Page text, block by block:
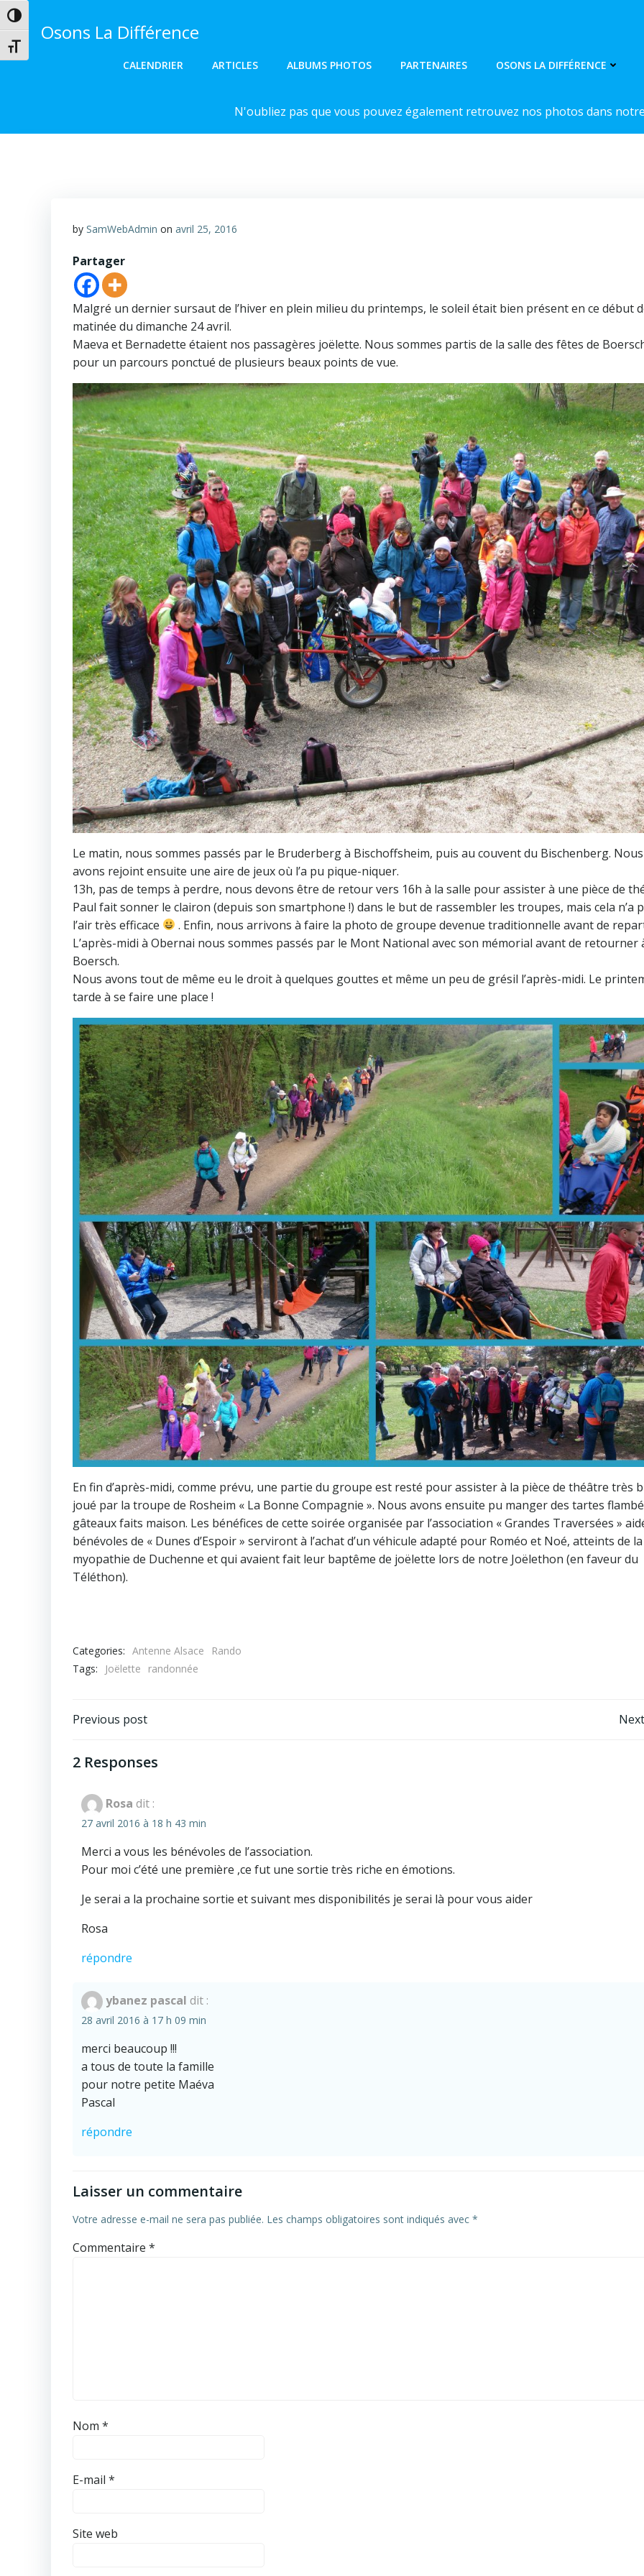
Passer en contraste élevé
Changer la taille de la police
Aller
au
contenuOsons La Différence
CALENDRIER ARTICLES ALBUMS PHOTOS PARTENAIRES OSONS LA DIFFÉRENCE
N'oubliez pas que vous pouvez également retrouvez nos photos dans
by SamWebAdmin on avril 25, 2016
Partager
Malgré un dernier sursaut de l’hiver en plein milieu du printemps, le soleil était bien présent en ce début
matinée du dimanche 24 avril.
Maeva et Bernadette étaient nos passagères joëlette. Nous sommes partis de la salle des fêtes de
pour un parcours ponctué de plusieurs beaux points de vue.
Le matin, nous sommes passés par le Bruderberg à Bischoffsheim, puis au couvent du Bischenberg. Nous
avons rejoint ensuite une aire de jeux où l’a pu pique-niquer.
13h, pas de temps à perdre, nous devons être de retour vers 16h à la salle pour assister à une pièce de
Paul fait sonner le clairon (depuis son smartphone !) dans le but de rassembler les troupes, mais cela n’a
l’air très efficace
. Enfin, nous arrivons à faire la photo de groupe devenue traditionnelle avant de
L’après-midi à Obernai nous sommes passés par le Mont National avec son mémorial avant de retourner
Boersch.
Nous avons tout de même eu le droit à quelques gouttes et même un peu de grésil l’après-midi. Le
tarde à se faire une place !
En fin d’après-midi, comme prévu, une partie du groupe est resté pour assister à la pièce de théâtre très
joué par la troupe de Rosheim « La Bonne Compagnie ». Nous avons ensuite pu manger des tartes
gâteaux faits maison. Les bénéfices de cette soirée organisée par l’association « Grandes Traversées »
bénévoles de « Dunes d’Espoir » serviront à l’achat d’un véhicule adapté pour Roméo et Noé, atteints de la
myopathie de Duchenne et qui avaient fait leur baptême de joëlette lors de notre Joëlethon (en faveur du
Téléthon).
Categories: Antenne Alsace
Rando
Tags:
Joëlette randonnée
Post
navigation
Previous post
2 Responses
Rosa dit :
27 avril 2016 à 18 h 43 min
Merci a vous les bénévoles de l’association.
Pour moi c’été une première ,ce fut une sortie très riche en émotions.
Je serai a la prochaine sortie et suivant mes disponibilités je serai là pour vous aider
Rosa
répondre
ybanez pascal dit :
28 avril 2016 à 17 h 09 min
merci beaucoup !!!
a tous de toute la famille
pour notre petite Maéva
Pascal
répondre
Laisser un commentaire
Votre adresse e-mail ne sera pas publiée. Les champs obligatoires sont indiqués avec *
Commentaire *
Nom *
E-mail *
Site web